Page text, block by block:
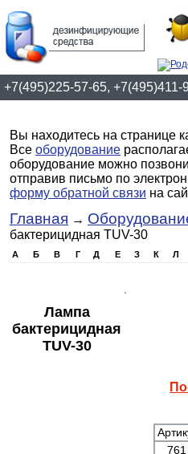
+7(495)225-57-65, +7(495)411-
Вы находитесь на странице
Все оборудование
оборудование можно
отправив письмо по
форму обратной связи на
Главная →
бактерицидная TUV-30
А Б В Г Д Е З К Л
Лампа
бактерицидная
TUV-30